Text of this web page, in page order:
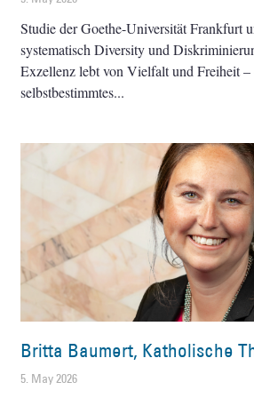
Studie der Goethe-Universität Frankfurt
systematisch Diversity und
Exzellenz lebt von Vielfalt und Freiheit –
selbstbestimmtes
Britta Baumert, Katholische
5. May 2026